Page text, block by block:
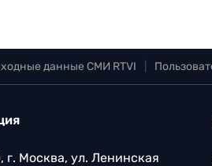
данные СМИ RTVI
г. Москва, ул. Ленинская